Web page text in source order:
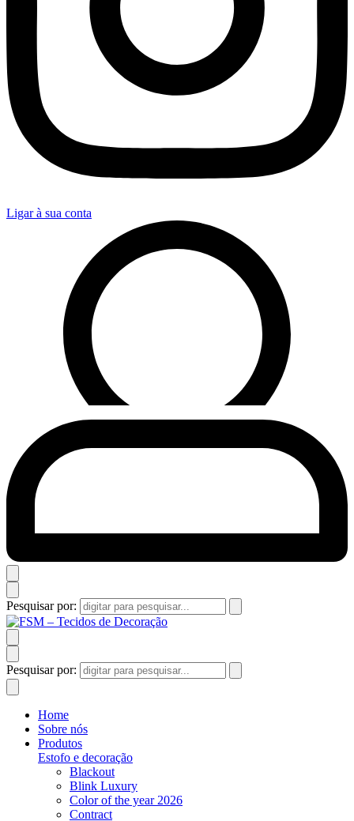
Ligar à sua conta
Pesquisar por:
Pesquisar por:
Home
Sobre nós
Produtos
Estofo e decoração
Blackout
Blink Luxury
Color of the year 2026
Contract